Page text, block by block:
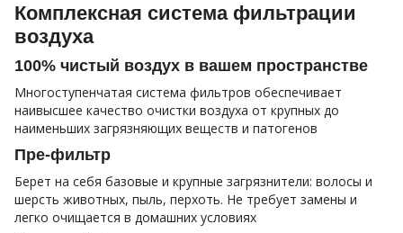
Комплексная система фильтрации
воздуха
100% чистый воздух в вашем пространстве
Многоступенчатая система фильтров обеспечивает
наивысшее качество очистки воздуха от крупных до
наименьших загрязняющих веществ и патогенов
Пре-фильтр
Берет на себя базовые и крупные загрязнители: волосы и
шерсть животных, пыль, перхоть. Не требует замены и
легко очищается в домашних условиях